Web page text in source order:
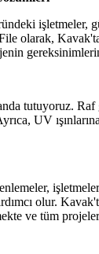
işletmeler,
olarak,
tutuyoruz. Raf
UV
olur.
ve tüm